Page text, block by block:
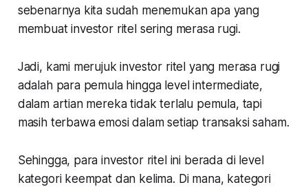
sebenarnya kita sudah menemukan apa yang
membuat investor ritel sering merasa rugi.
Jadi, kami merujuk investor ritel yang merasa rugi
adalah para pemula hingga level intermediate,
dalam artian mereka tidak terlalu pemula, tapi
masih terbawa emosi dalam setiap transaksi saham.
Sehingga, para investor ritel ini berada di level
kategori keempat dan kelima. Di mana, kategori